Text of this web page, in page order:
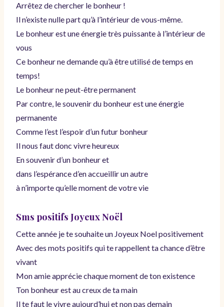
Arrêtez de chercher le bonheur !
Il n’existe nulle part qu’à l’intérieur de vous-même.
Le bonheur est une énergie très puissante à l’intérieur de
vous
Ce bonheur ne demande qu’à être utilisé de temps en
temps!
Le bonheur ne peut-être permanent
Par contre, le souvenir du bonheur est une énergie
permanente
Comme l’est l’espoir d’un futur bonheur
Il nous faut donc vivre heureux
En souvenir d’un bonheur et
dans l’espérance d’en accueillir un autre
à n’importe qu’elle moment de votre vie
Sms positifs Joyeux Noël
Cette année je te souhaite un Joyeux Noel positivement
Avec des mots positifs qui te rappellent ta chance d’être
vivant
Mon amie apprécie chaque moment de ton existence
Ton bonheur est au creux de ta main
Il te faut le vivre aujourd’hui et non pas demain